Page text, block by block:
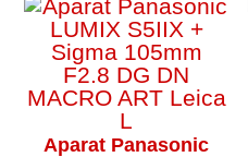
Aparat Panasonic